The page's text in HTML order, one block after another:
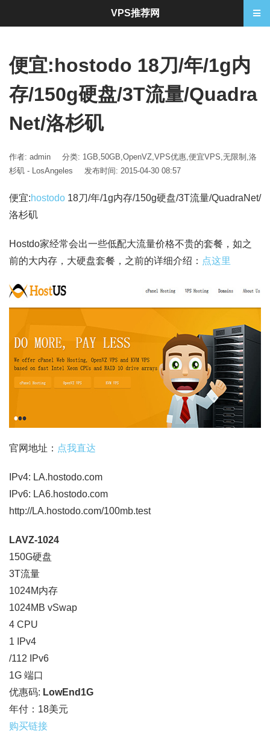
便宜:hostodo 18刀/年/1g内
存/150g硬盘/3T流量/Quadra
Net/洛杉矶
作者: admin 分类: 1GB,50GB,OpenVZ,VPS优惠,便宜VPS,无限制 ,洛
杉矶 - LosAngeles
发布时间: 2015-04-30 08:57
便宜:hostodo 18刀/年/1g内存/150g硬盘/3T流量/QuadraNet/
洛杉矶
Hostdo家经常会出一些低配大流量价格不贵的套餐，如之
前的大内存，大硬盘套餐，之前的详细介绍： 点这里
官网地址： 点我直达
IPv4: LA.hostodo.com
IPv6: LA6.hostodo.com
http://LA.hostodo.com/100mb.test
LAVZ-1024
150G硬盘
3T流量
1024M内存
1024MB vSwap
4 CPU
1 IPv4
/112 IPv6
1G 端口
优惠码: LowEnd1G
年付：18美元
购买链接
VPS推荐网